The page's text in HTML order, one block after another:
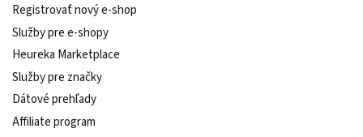
Registrovať nový e-shop
Služby pre e‑shopy
Heureka Marketplace
Služby pre značky
Dátové prehľady
Affiliate program